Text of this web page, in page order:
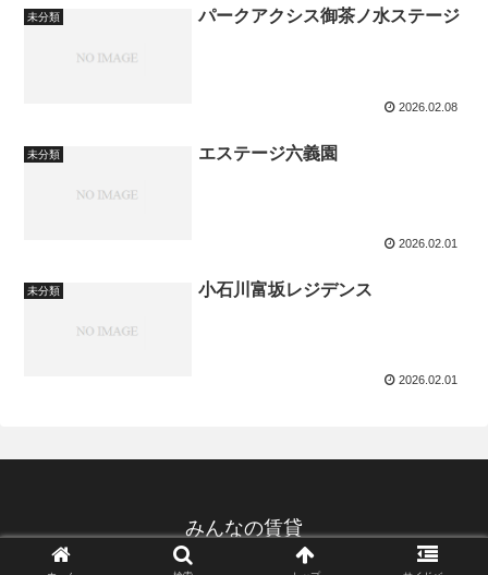
未分類 パークアクシス御茶ノ水ステージ
2026.02.08
未分類 エステージ六義園
2026.02.01
未分類 小石川富坂レジデンス
2026.02.01
みんなの賃貸
© 2022 みんなの賃貸.